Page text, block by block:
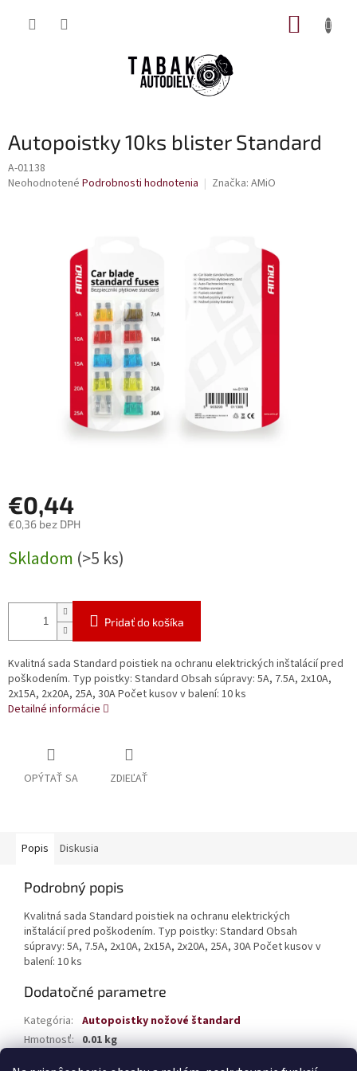
Autopoistky 10ks blister Standard
A-01138
Priemerné
Neohodnotené Podrobnosti hodnotenia Značka: AMiO
€0,44
€0,36 bez DPH
cena:
Skladom (>5 ks)
Pridať do košíka
Kvalitná sada Standard poistiek na ochranu elektrických inštalácií pred
poškodením. Typ poistky: Standard Obsah súpravy: 5A, 7.5A, 2x10A,
2x15A, 2x20A, 25A, 30A Počet kusov v balení: 10 ks
Detailné informácie
OPÝTAŤ SA ZDIEĽAŤ
Popis Diskusia
Podrobný popis
Kvalitná sada Standard poistiek na ochranu elektrických
inštalácií pred poškodením. Typ poistky: Standard Obsah
súpravy: 5A, 7.5A, 2x10A, 2x15A, 2x20A, 25A, 30A Počet kusov v
balení: 10 ks
Dodatočné parametre
Kategória: Autopoistky nožové štandard
Hmotnosť: 0.01 kg